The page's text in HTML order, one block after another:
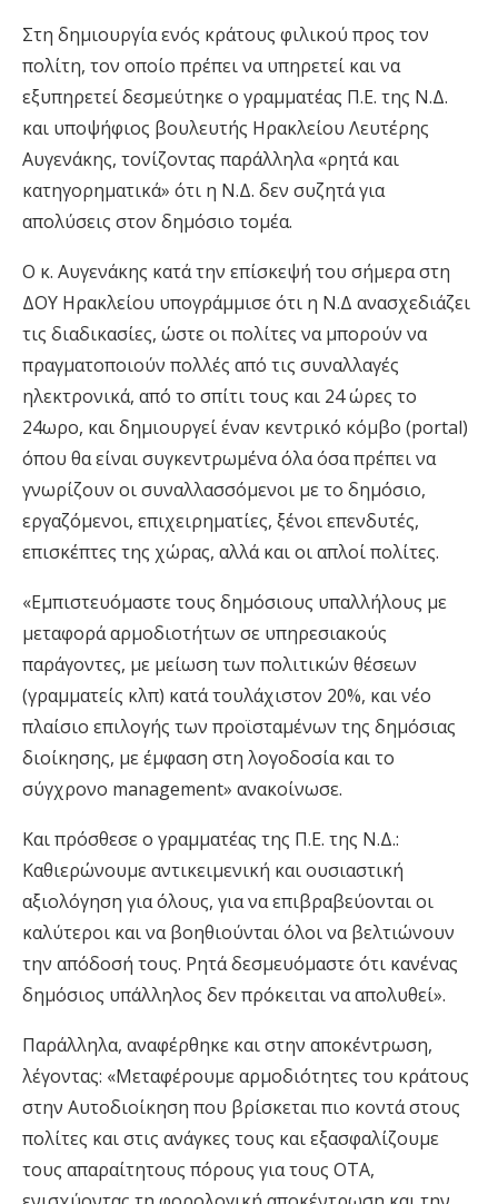
Στη δημιουργία ενός κράτους φιλικού προς τον
πολίτη, τον οποίο πρέπει να υπηρετεί και να
εξυπηρετεί δεσμεύτηκε ο γραμματέας Π.Ε. της Ν.Δ.
και υποψήφιος βουλευτής Ηρακλείου Λευτέρης
Αυγενάκης, τονίζοντας παράλληλα «ρητά και
κατηγορηματικά» ότι η Ν.Δ. δεν συζητά για
απολύσεις στον δημόσιο τομέα.
Ο κ. Αυγενάκης κατά την επίσκεψή του σήμερα στη
ΔΟΥ Ηρακλείου υπογράμμισε ότι η Ν.Δ ανασχεδιάζει
τις διαδικασίες, ώστε οι πολίτες να μπορούν να
πραγματοποιούν πολλές από τις συναλλαγές
ηλεκτρονικά, από το σπίτι τους και 24 ώρες το
24ωρο, και δημιουργεί έναν κεντρικό κόμβο (portal)
όπου θα είναι συγκεντρωμένα όλα όσα πρέπει να
γνωρίζουν οι συναλλασσόμενοι με το δημόσιο,
εργαζόμενοι, επιχειρηματίες, ξένοι επενδυτές,
επισκέπτες της χώρας, αλλά και οι απλοί πολίτες.
«Εμπιστευόμαστε τους δημόσιους υπαλλήλους με
μεταφορά αρμοδιοτήτων σε υπηρεσιακούς
παράγοντες, με μείωση των πολιτικών θέσεων
(γραμματείς κλπ) κατά τουλάχιστον 20%, και νέο
πλαίσιο επιλογής των προϊσταμένων της δημόσιας
διοίκησης, με έμφαση στη λογοδοσία και το
σύγχρονο management» ανακοίνωσε.
Και πρόσθεσε ο γραμματέας της Π.Ε. της Ν.Δ.:
Καθιερώνουμε αντικειμενική και ουσιαστική
αξιολόγηση για όλους, για να επιβραβεύονται οι
καλύτεροι και να βοηθιούνται όλοι να βελτιώνουν
την απόδοσή τους. Ρητά δεσμευόμαστε ότι κανένας
δημόσιος υπάλληλος δεν πρόκειται να απολυθεί».
Παράλληλα, αναφέρθηκε και στην αποκέντρωση,
λέγοντας: «Μεταφέρουμε αρμοδιότητες του κράτους
στην Αυτοδιοίκηση που βρίσκεται πιο κοντά στους
πολίτες και στις ανάγκες τους και εξασφαλίζουμε
τους απαραίτητους πόρους για τους ΟΤΑ,